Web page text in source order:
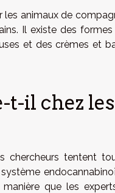
animaux de
Il existe des
et des crèmes et
t-il chez les
chercheurs tentent
que les